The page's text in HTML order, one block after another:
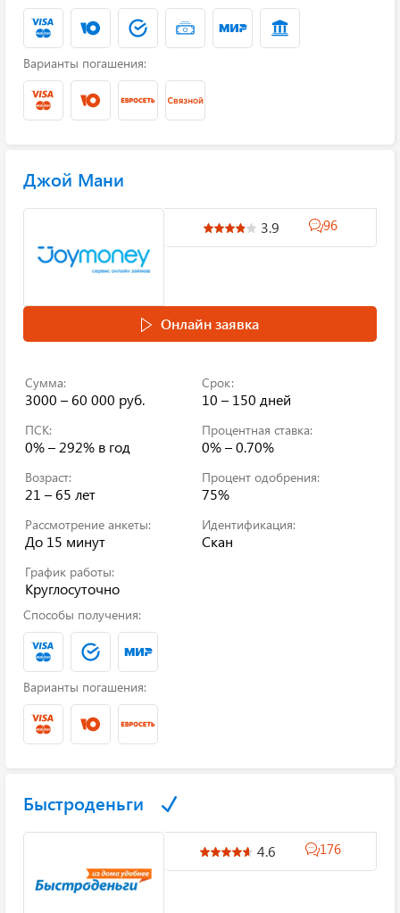
Варианты погашения:
Джой Мани
3.9 96
Онлайн заявка
Сумма:
3000 – 60 000 руб.
Срок:
10 – 150 дней
ПСК:
0% – 292% в год
Процентная ставка:
0% – 0.70%
Возраст:
21 – 65 лет
Процент одобрения:
75%
Рассмотрение анкеты:
До 15 минут
Идентификация:
Скан
График работы:
Круглосуточно
Способы получения:
Варианты погашения:
Быстроденьги
4.6 176